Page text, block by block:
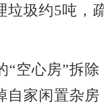
垃圾约5吨，
“空心房”拆
自家闲置杂